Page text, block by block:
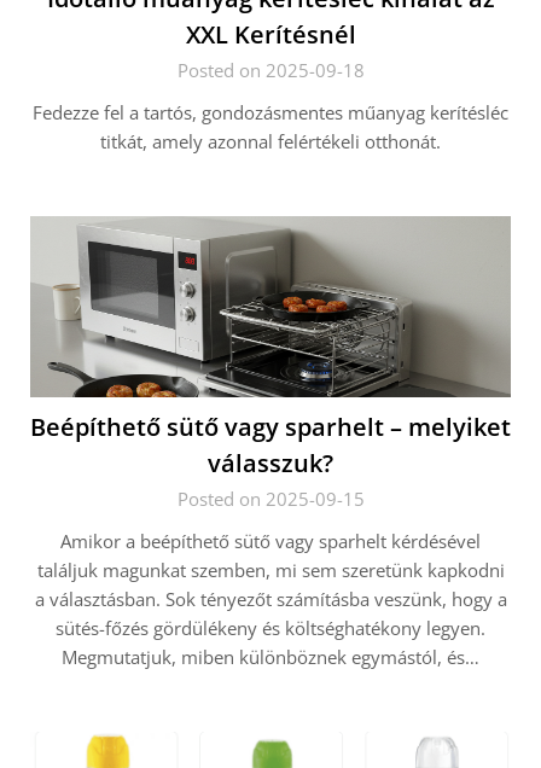
XXL Kerítésnél
Posted on 2025-09-18
Fedezze fel a tartós, gondozásmentes műanyag kerítésléc
titkát, amely azonnal felértékeli otthonát.
Beépíthető sütő vagy sparhelt – melyiket
válasszuk?
Posted on 2025-09-15
Amikor a beépíthető sütő vagy sparhelt kérdésével
találjuk magunkat szemben, mi sem szeretünk kapkodni
a választásban. Sok tényezőt számításba veszünk, hogy a
sütés-főzés gördülékeny és költséghatékony legyen.
Megmutatjuk, miben különböznek egymástól, és…